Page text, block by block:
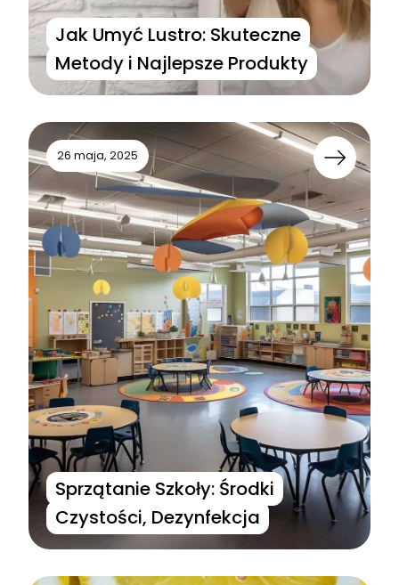
Jak Umyć Lustro: Skuteczne
Metody i Najlepsze Produkty
26 maja, 2025
Sprzątanie Szkoły: Środki
Czystości, Dezynfekcja